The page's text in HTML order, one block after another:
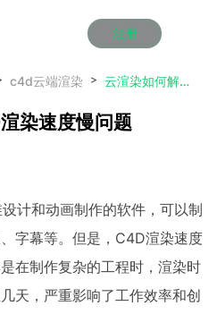
注册
c4d云端渲染 云渲染如何解决C4D渲染速度慢问题
染速度慢问题
计和动画制作的软件，可以制
字幕等。但是，C4D渲染速度
在制作复杂的工程时，渲染时
天，严重影响了工作效率和创